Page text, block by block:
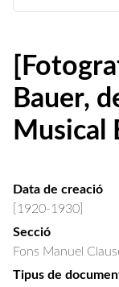
Bauer,
Musical
Data de creació
[1920-1930]
Secció
Fons Manuel
Tipus de